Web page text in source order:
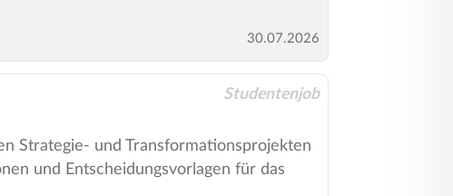
30.07.2026
Studentenjob
Strategie- und Transformationsprojekten
und Entscheidungsvorlagen für das